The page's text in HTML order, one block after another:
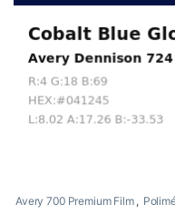
Avery 700 Premium Film ,